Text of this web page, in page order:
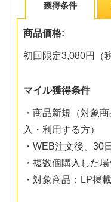
獲得条件
商品価格:
初回限定3,080円（
マイル獲得条件
・商品新規（対象
入・利用する方）
・WEB注文後、30
・複数個購入した
・対象商品：LP掲